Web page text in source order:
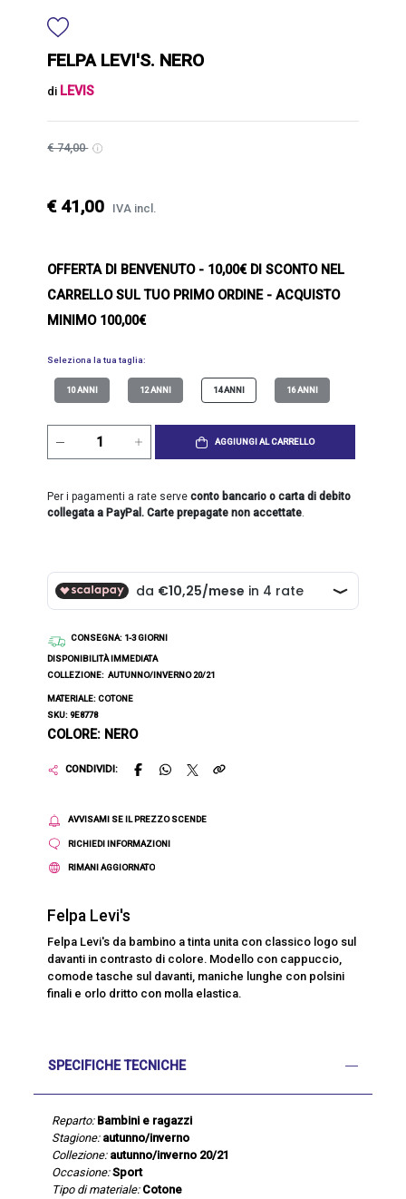
FELPA LEVI'S. NERO
di LEVIS
€ 74,00
€ 41,00 IVA incl.
OFFERTA DI BENVENUTO- 10,00€ DI SCONTO NEL
CARRELLO SUL TUO PRIMO ORDINE - ACQUISTO
MINIMO 100,00€
Seleziona la tua taglia:
10 ANNI 12 ANNI 14 ANNI 16 ANNI
AGGIUNGI AL CARRELLO
Per i pagamenti a rate serveconto bancario o carta di debito
collegata a PayPal. Carte prepagate non accettate.
CONSEGNA: 1-3 GIORNI
DISPONIBILITÀ IMMEDIATA
COLLEZIONE: AUTUNNO/INVERNO 20/21
MATERIALE: COTONE
SKU: 9E8778
COLORE: NERO
CONDIVIDI:
AVVISAMI SE IL PREZZO SCENDE
RICHIEDI INFORMAZIONI
RIMANI AGGIORNATO
Felpa Levi's
Felpa Levi's da bambino a tinta unita con classico logo sul
davanti in contrasto di colore. Modello con cappuccio,
comode tasche sul davanti, maniche lunghe con polsini
finali e orlo dritto con molla elastica.
SPECIFICHE TECNICHE
Reparto: Bambini e ragazzi
Stagione: autunno/inverno
Collezione: autunno/inverno 20/21
Occasione: Sport
Tipo di materiale: Cotone